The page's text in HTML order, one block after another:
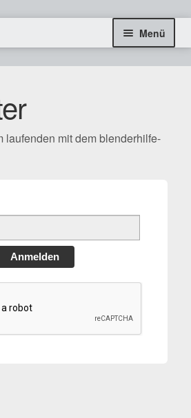
Menü
laufenden mit dem blenderhilfe-
Anmelden